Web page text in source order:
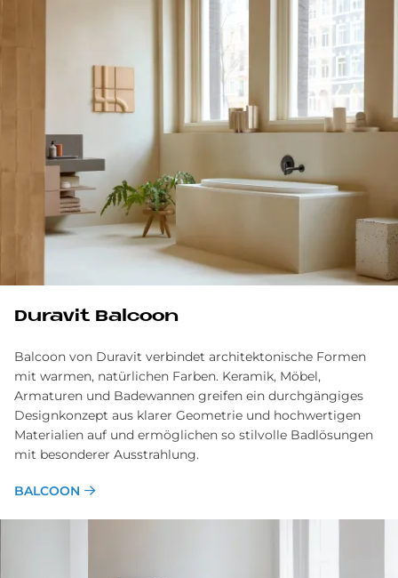
Du­ra­vit Bal­coon
Balcoon von Duravit verbindet architektonische Formen
mit warmen, natürlichen Farben. Keramik, Möbel,
Armaturen und Badewannen greifen ein durchgängiges
Designkonzept aus klarer Geometrie und hochwertigen
Materialien auf und ermöglichen so stilvolle Badlösungen
mit besonderer Ausstrahlung.
BALCOON